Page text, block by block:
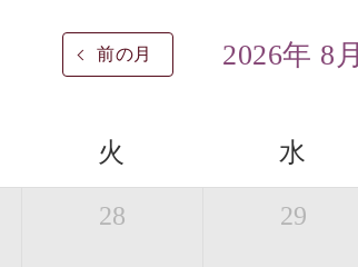
前の月 2026年 8月
火 水
28 29